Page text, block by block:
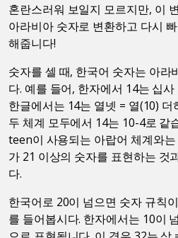
혼란스러워 보일지 모르지만, 이
아라비아 숫자로 변환하고 다시
해줍니다!
숫자를 셀 때, 한국어 숫자는 아라
다. 예를 들어, 한자에서 14는 십
한글에서는 14는 열넷 = 열(10)
두 체계 모두에서 14는 10-4로 같
teen이 사용되는 아랍어 체계와
가 21 이상의 숫자를 표현하는 것
다.
한국어로 20이 넘으면 숫자 규칙
를 들어봅시다. 한자에서는 10이